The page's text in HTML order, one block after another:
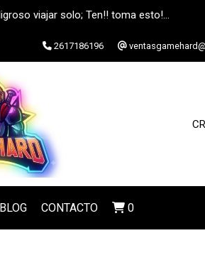
viajar solo; Ten!! toma esto!...
2617186196
BLOG CONTACTO 0